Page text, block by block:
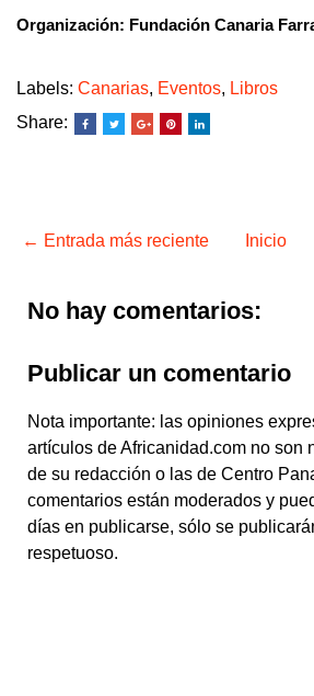
Organización: Fundación Canaria
Labels: Canarias, Eventos, Libros
Share:
← Entrada más reciente Inicio
No hay comentarios:
Publicar un comentario
Nota importante: las opiniones
artículos de Africanidad.com no son
de su redacción o las de Centro
comentarios están moderados y
días en publicarse, sólo se
respetuoso.